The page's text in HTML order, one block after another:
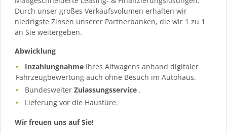
Durch unser großes Verkaufsvolumen erhalten wir
niedrigste Zinsen unserer Partnerbanken, die wir 1 zu 1
an Sie weitergeben.
Abwicklung
Inzahlungnahme Ihres Altwagens anhand digitaler
Fahrzeugbewertung auch ohne Besuch im Autohaus.
BundesweiterZulassungsservice .
Lieferung vor die Haustüre.
Wir freuen uns auf Sie!